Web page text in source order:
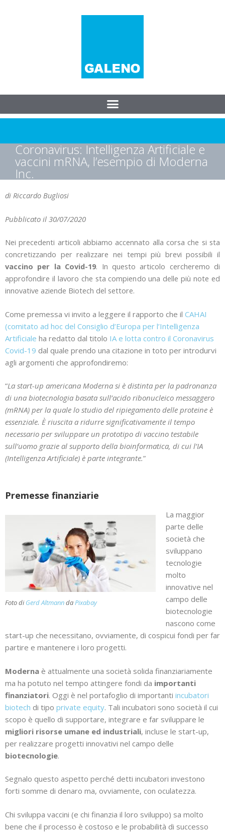
Coronavirus: Intelligenza Artificiale e
vaccini mRNA, l’esempio di Moderna
Inc.
di Riccardo Bugliosi
Pubblicato il 30/07/2020
Nei precedenti articoli abbiamo accennato alla corsa che si sta
concretizzando per realizzare nei tempi più brevi possibili il
vaccino per la Covid-19. In questo articolo cercheremo di
approfondire il lavoro che sta compiendo una delle più note ed
innovative aziende Biotech del settore.
Come premessa vi invito a leggere il rapporto che il CAHAI
(comitato ad hoc del Consiglio d’Europa per l’Intelligenza
Artificiale ha redatto dal titolo IA e lotta contro il Coronavirus
Covid-19 dal quale prendo una citazione in toto per introdurvi
agli argomenti che approfondiremo:
“La start-up americana Moderna si è distinta per la padronanza
di una biotecnologia basata sull’acido ribonucleico messaggero
(mRNA) per la quale lo studio del ripiegamento delle proteine è
essenziale. È riuscita a ridurre significativamente il tempo
necessario per sviluppare un prototipo di vaccino testabile
sull’uomo grazie al supporto della bioinformatica, di cui l’IA
(Intelligenza Artificiale) è parte integrante.”
Premesse finanziarie
Foto diGerd AltmanndaPixabay
La maggior
parte delle
società che
sviluppano
tecnologie
molto
innovative nel
campo delle
biotecnologie
nascono come
start-up che necessitano, ovviamente, di cospicui fondi per far
partire e mantenere i loro progetti.
Moderna è attualmente una società solida finanziariamente
ma ha potuto nel tempo attingere fondi da importanti
finanziatori. Oggi è nel portafoglio di importanti incubatori
biotech di tipo private equity. Tali incubatori sono società il cui
scopo è quello di supportare, integrare e far sviluppare le
migliori risorse umane ed industriali, incluse le start-up,
per realizzare progetti innovativi nel campo delle
biotecnologie.
Segnalo questo aspetto perché detti incubatori investono
forti somme di denaro ma, ovviamente, con oculatezza.
Chi sviluppa vaccini (e chi finanzia il loro sviluppo) sa molto
bene che il processo è costoso e le probabilità di successo